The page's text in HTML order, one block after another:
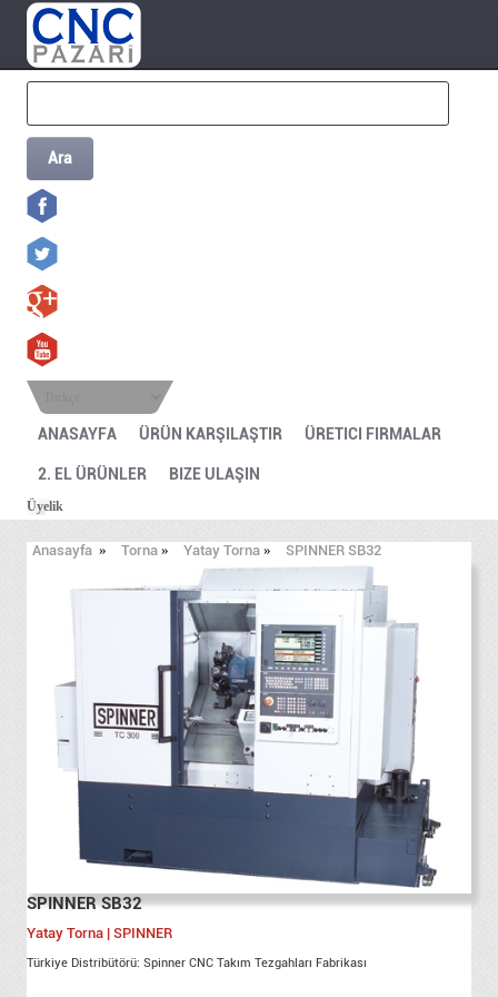
Ara
ANASAYFA ÜRÜN KARŞILAŞTIR ÜRETICI FIRMALAR
2. EL ÜRÜNLER BIZE ULAŞIN
Üyelik
Anasayfa » Torna » Yatay Torna » SPINNER SB32
SPINNER SB32
Yatay Torna | SPINNER
Türkiye Distribütörü: Spinner CNC Takım Tezgahları Fabrikası